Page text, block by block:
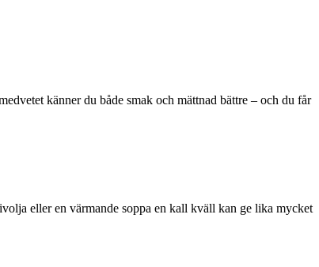
känner du både smak och mättnad bättre – och du får
eller en värmande soppa en kall kväll kan ge lika mycket